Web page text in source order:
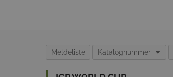
Meldeliste Katalognummer